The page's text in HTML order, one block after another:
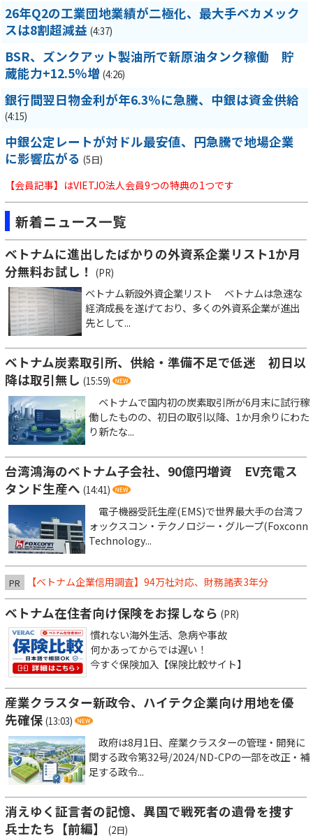
26年Q2の工業団地業績が二極化、最大手ベカメック
スは8割超減益 (4:37)
BSR、ズンクアット製油所で新原油タンク稼働 貯
蔵能力+12.5％増 (4:26)
銀行間翌日物金利が年6.3％に急騰、中銀は資金供給
(4:15)
中銀公定レートが対ドル最安値、円急騰で地場企業
に影響広がる (5日)
【会員記事】はVIETJO法人会員9つの特典の1つです
新着ニュース一覧
ベトナムに進出したばかりの外資系企業リスト1か月
分無料お試し！
(PR)
ベトナム新設外資企業リスト ベトナムは急速な
経済成長を遂げており、多くの外資系企業が進出
先として...
ベトナム炭素取引所、供給・準備不足で低迷 初日以
降は取引無し (15:59)
ベトナムで国内初の炭素取引所が6月末に試行稼
働したものの、初日の取引以降、1か月余りにわた
り新たな...
台湾鴻海のベトナム子会社、90億円増資 EV充電ス
タンド生産へ (14:41)
電子機器受託生産(EMS)で世界最大手の台湾フ
ォックスコン・テクノロジー・グループ(Foxconn
Technology...
PR 【ベトナム企業信用調査】94万社対応、財務諸表3年分
ベトナム在住者向け保険をお探しなら (PR)
慣れない海外生活、急病や事故
何かあってからでは遅い！
今すぐ保険加入【保険比較サイト】
産業クラスター新政令、ハイテク企業向け用地を優
先確保 (13:03)
政府は8月1日、産業クラスターの管理・開発に
関する政令第32号/2024/ND-CPの一部を改正・補
足する政令...
消えゆく証言者の記憶、異国で戦死者の遺骨を捜す
兵士たち【前編】
(2日)